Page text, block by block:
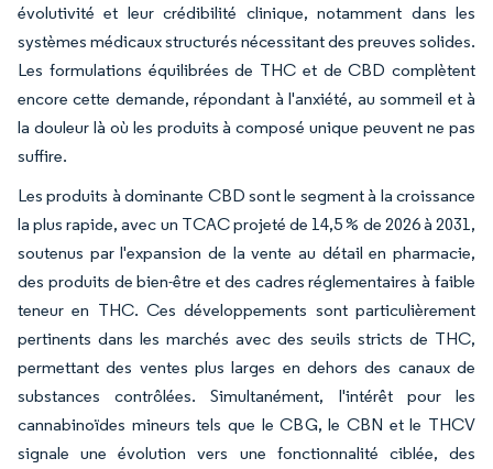
évolutivité et leur crédibilité clinique, notamment dans les
systèmes médicaux structurés nécessitant des preuves solides.
Les formulations équilibrées de THC et de CBD complètent
encore cette demande, répondant à l'anxiété, au sommeil et à
la douleur là où les produits à composé unique peuvent ne pas
suffire.
Les produits à dominante CBD sont le segment à la croissance
la plus rapide, avec un TCAC projeté de 14,5 % de 2026 à 2031,
soutenus par l'expansion de la vente au détail en pharmacie,
des produits de bien-être et des cadres réglementaires à faible
teneur en THC. Ces développements sont particulièrement
pertinents dans les marchés avec des seuils stricts de THC,
permettant des ventes plus larges en dehors des canaux de
substances contrôlées. Simultanément, l'intérêt pour les
cannabinoïdes mineurs tels que le CBG, le CBN et le THCV
signale une évolution vers une fonctionnalité ciblée, des